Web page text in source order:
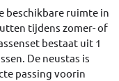
beschikbare ruimte in
tijdens zomer- of
bestaat uit 1
De neustas is
passing voorin